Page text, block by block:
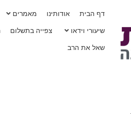
דף הבית אודותינו
מאמרים
שיעורי וידאו
צפייה בתשלום
שאל את הרב